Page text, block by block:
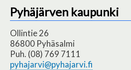
Pyhäjärven kaupunki
Ollintie 26
86800 Pyhäsalmi
Puh. (08) 769 7111
pyhajarvi@pyhajarvi.fi